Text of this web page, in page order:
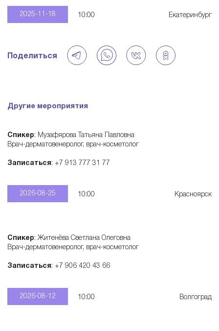
—
и
т
е
м
а
2025-11-18 10:00 Екатеринбург
Поделиться
Другие мероприятия
Спикер: Музафярова Татьяна Павловна
Врач-дерматовенеролог, врач-косметолог
Записаться: +7 913 777 31 77
2026-08-25 10:00 Красноярск
Спикер: Житенёва Светлана Олеговна
Врач-дерматовенеролог, врач-косметолог
Записаться: +7 906 420 43 66
2026-08-12 10:00 Волгоград